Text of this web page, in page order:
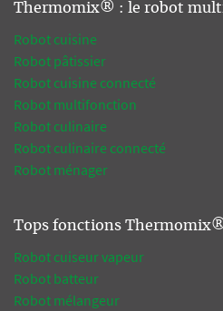
Thermomix® : le robot
Robot cuisine
Robot pâtissier
Robot cuisine connecté
Robot multifonction
Robot culinaire
Robot culinaire connecté
Robot ménager
Tops fonctions
Robot cuiseur vapeur
Robot batteur
Robot mélangeur